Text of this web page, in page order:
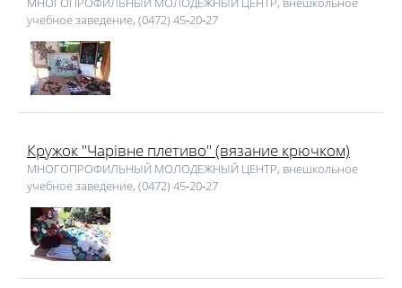
учебное заведение, (0472) 45‑20‑27
Кружок "Чарівне плетиво" (вязание крючком)
МНОГОПРОФИЛЬНЫЙ МОЛОДЕЖНЫЙ ЦЕНТР, внешкольное
учебное заведение, (0472) 45‑20‑27